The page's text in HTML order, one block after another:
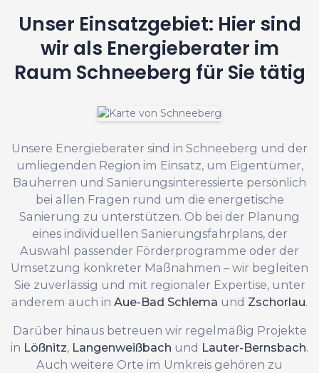
Unser Einsatzgebiet: Hier sind
wir als Energieberater im
Raum Schneeberg für Sie tätig
Unsere Energieberater sind in Schneeberg und der
umliegenden Region im Einsatz, um Eigentümer,
Bauherren und Sanierungsinteressierte persönlich
bei allen Fragen rund um die energetische
Sanierung zu unterstützen. Ob bei der Planung
eines individuellen Sanierungsfahrplans, der
Auswahl passender Förderprogramme oder der
Umsetzung konkreter Maßnahmen – wir begleiten
Sie zuverlässig und mit regionaler Expertise, unter
anderem auch in Aue-Bad Schlema und Zschorlau.
Darüber hinaus betreuen wir regelmäßig Projekte
in Lößnitz, Langenweißbach und Lauter-Bernsbach.
Auch weitere Orte im Umkreis gehören zu